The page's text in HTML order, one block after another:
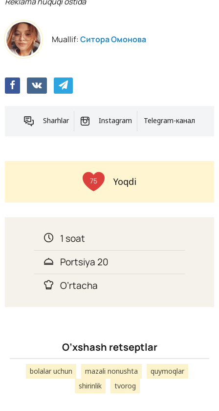
Muallif:Ситора Омонова
Sharhlar Instagram Telegram-канал
75 Yoqdi
1 soat
Portsiya 20
O’rtacha
O’xshash retseptlar
bolalar uchun mazali nonushta
quymoqlar
shirinlik
tvorog